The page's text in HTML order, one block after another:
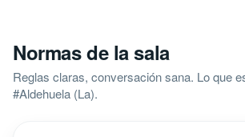
Normas de la sala
Reglas claras, conversación sana. Lo que
#Aldehuela (La).